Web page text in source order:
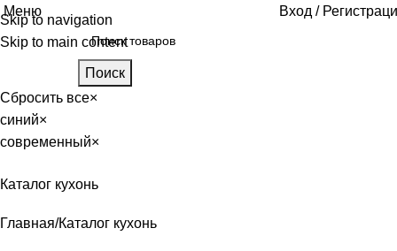
Skip to navigation
Skip to main content
Меню Вход /
Поиск
Сбросить все×
синий×
современный×
Каталог кухонь
Главная Каталог кухонь